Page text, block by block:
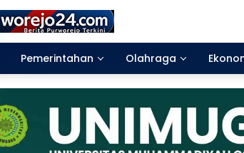
Pemerintahan Olahraga